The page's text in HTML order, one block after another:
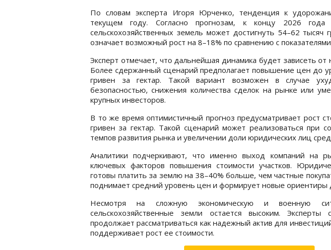
По словам эксперта Игоря Юрченко, тенденция к
текущем году. Согласно прогнозам, к концу 2026 года
сельскохозяйственных земель может достигнуть 54–62 тысяч
означает возможный рост на 8–18% по сравнению с
Эксперт отмечает, что дальнейшая динамика будет зависеть от
Более сдержанный сценарий предполагает повышение цен до
гривен за гектар. Такой вариант возможен в случае
безопасностью, снижения количества сделок на рынке или
крупных инвесторов.
В то же время оптимистичный прогноз предусматривает рост
гривен за гектар. Такой сценарий может реализоваться при
темпов развития рынка и увеличении доли юридических лиц
Аналитики подчеркивают, что именно выход компаний на
ключевых факторов повышения стоимости участков.
готовы платить за землю на 38–40% больше, чем частные
поднимает средний уровень цен и формирует новые ориентиры
Несмотря на сложную экономическую и военную
сельскохозяйственные земли остается высоким.
продолжает рассматриваться как надежный актив для
поддерживает рост ее стоимости.